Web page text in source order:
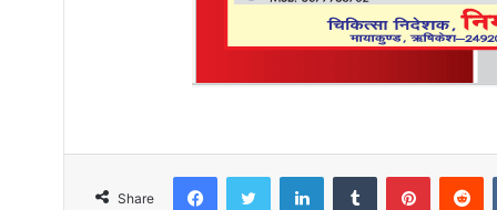
Share
FacebookTwitter LinkedInTumblr Pinterest